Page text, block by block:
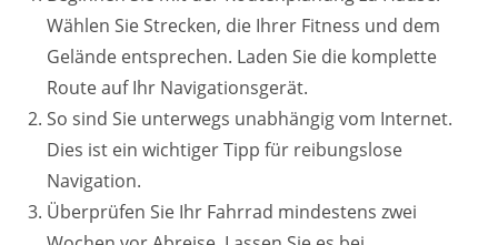
Wählen Sie Strecken, die Ihrer Fitness und dem
Gelände entsprechen. Laden Sie die komplette
Route auf Ihr Navigationsgerät.
So sind Sie unterwegs unabhängig vom Internet.
Dies ist ein wichtiger Tipp für reibungslose
Navigation.
Überprüfen Sie Ihr Fahrrad mindestens zwei